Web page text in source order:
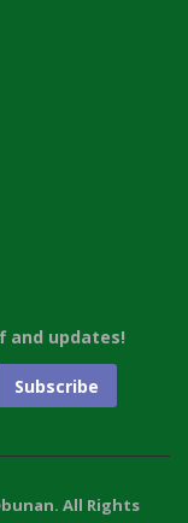
and updates!
All Rights